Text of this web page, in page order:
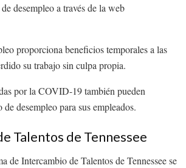
desempleo a través de la web
proporciona beneficios temporales a las
su trabajo sin culpa propia.
por la COVID-19 también pueden
desempleo para sus empleados.
Talentos de Tennessee
de Intercambio de Talentos de Tennessee se